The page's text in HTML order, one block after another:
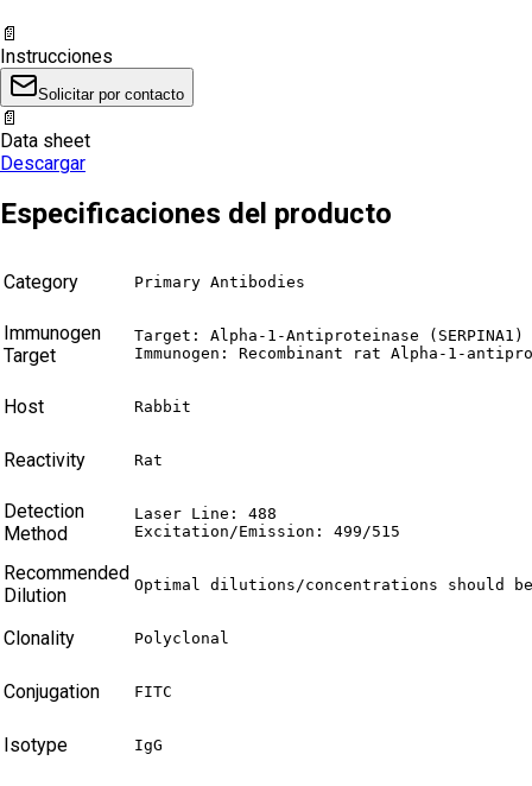
📄
Instrucciones
Solicitar por contacto
📄
Data sheet
Descargar
Especificaciones del producto
Category Primary Antibodies
Immunogen
Target
Target: Alpha-1-Antiproteinase (SERPINA1)
Immunogen: Recombinant rat Alpha-1-
Host Rabbit
Reactivity Rat
Detection
Method
Laser Line: 488
Excitation/Emission: 499/515
Recommended
Dilution
Optimal dilutions/concentrations should
Clonality Polyclonal
Conjugation FITC
Isotype IgG